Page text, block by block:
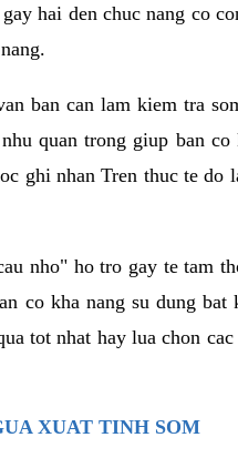
hai den chuc nang co
ban can lam kiem tra
quan trong giup ban
ghi nhan Tren thuc te do
nho" ho tro gay te tam
co kha nang su dung bat
tot nhat hay lua chon
XUAT TINH SOM